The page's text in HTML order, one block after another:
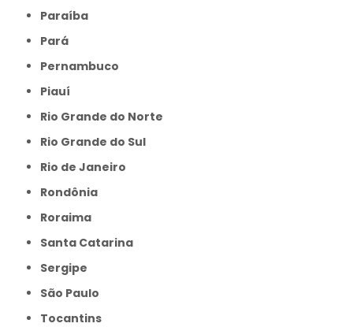
Paraíba
Pará
Pernambuco
Piauí
Rio Grande do Norte
Rio Grande do Sul
Rio de Janeiro
Rondônia
Roraima
Santa Catarina
Sergipe
São Paulo
Tocantins